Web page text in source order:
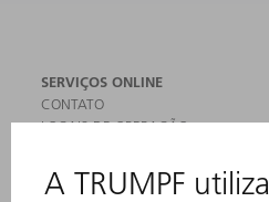
SERVIÇOS ONLINE
CONTATO
LOCAIS DE OPERAÇÃO
ASSINATURA DA NEWSLETTER
FICHAS DE DADOS DE SEGURANÇA